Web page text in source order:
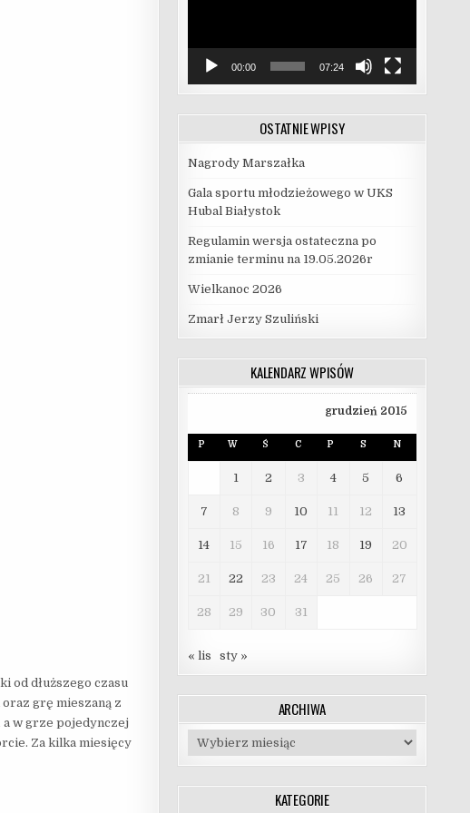
od dłuższego czasu
grę mieszaną z
a w grze pojedynczej
Za kilka miesięcy
00:00 07:24
OSTATNIE WPISY
Nagrody Marszałka
Gala sportu młodzieżowego w UKS
Hubal Białystok
Regulamin wersja ostateczna po
zmianie terminu na 19.05.2026r
Wielkanoc 2026
Zmarł Jerzy Szuliński
KALENDARZ WPISÓW
grudzień 2015
P W Ś C P S N
1 2 3 4 5 6
7 8 9 10 11 12 13
14 15 16 17 18 19 20
21 22 23 24 25 26 27
28 29 30 31
« lis sty »
ARCHIWA
Archiwa
KATEGORIE